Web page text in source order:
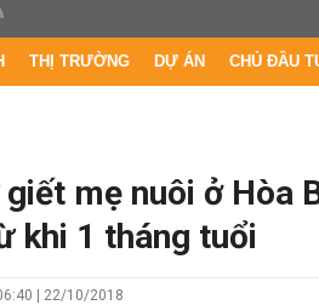
THỊ TRƯỜNG DỰ ÁN CHỦ ĐẦU
mẹ nuôi ở Hòa
khi 1 tháng tuổi
| 22/10/2018